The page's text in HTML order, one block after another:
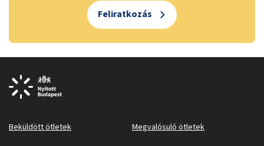
Feliratkozás
Beküldött ötletek Megvalósuló ötletek